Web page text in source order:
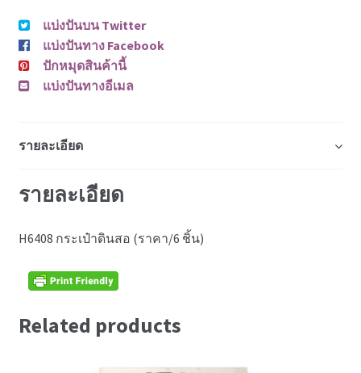
แบ่งปันบน Twitter
แบ่งปันทาง Facebook
ปักหมุดสินค้านี้
แบ่งปันทางอีเมล
รายละเอียด
รายละเอียด
H6408 กระเป๋าดินสอ (ราคา/6 ชิ้น)
Related products